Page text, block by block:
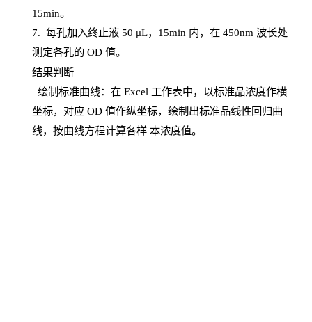
15min。
7. 每孔加入终止液 50 μL， 15min 内，在450nm 波长处
测定各孔的 OD 值。
结果判断
绘制标准曲线：在 Excel 工作表中，以标准品浓度作横
坐标，对应OD 值作纵坐标，绘制出标准品线性回归曲
线，按曲线方程计算各样 本浓度值。